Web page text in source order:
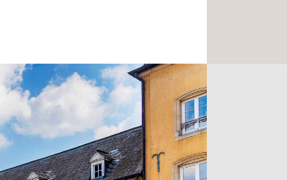
10 m langen Ankleidezimmer,
führt Sie zu drei schönen
Ankleidezimmer, eines davon
Raum, der ausschließlich der
Häuser bietet einen Blick auf
Sonnenuntergang. Ein
WC vervollständigen das